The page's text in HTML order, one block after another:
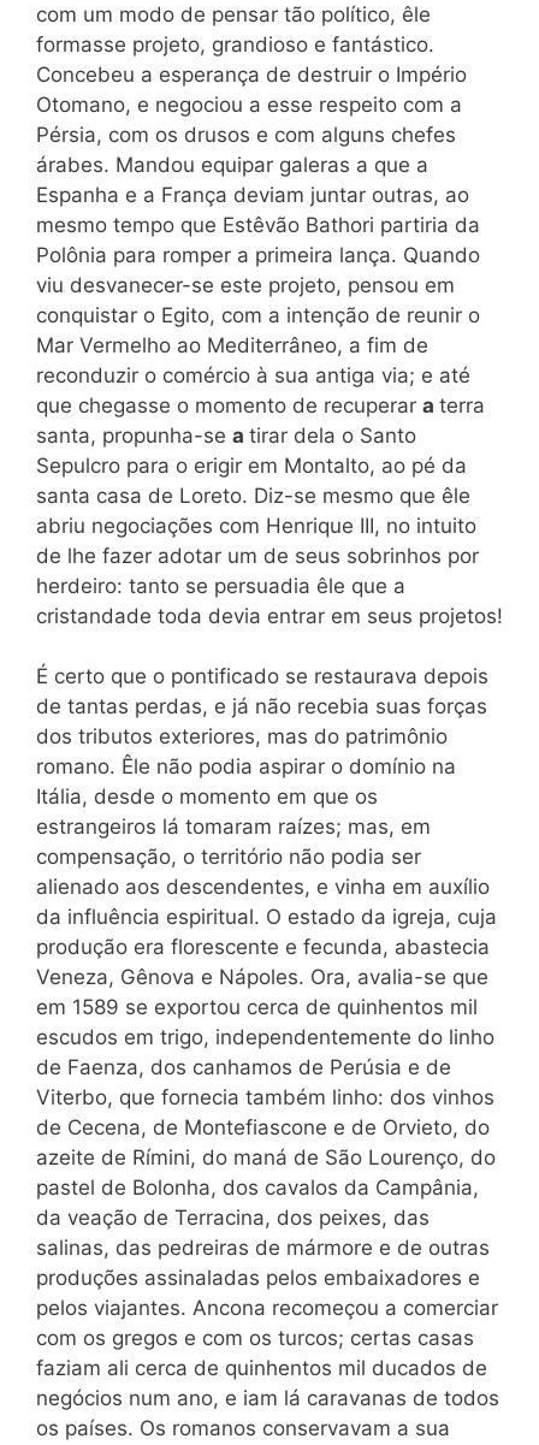
com um modo de pensar tão político, êle
formasse projeto, grandioso e fantástico.
Concebeu a esperança de destruir o Império
Otomano, e negociou a esse respeito com a
Pérsia, com os drusos e com alguns chefes
árabes. Mandou equipar galeras a que a
Espanha e a França deviam juntar outras, ao
mesmo tempo que Estêvão Bathori partiria da
Polônia para romper a primeira lança. Quando
viu desvanecer-se este projeto, pensou em
conquistar o Egito, com a intenção de reunir o
Mar Vermelho ao Mediterrâneo, a fim de
reconduzir o comércio à sua antiga via; e até
que chegasse o momento de recuperar a terra
santa, propunha-se a tirar dela o Santo
Sepulcro para o erigir em Montalto, ao pé da
santa casa de Loreto. Diz-se mesmo que êle
abriu negociações com Henrique III, no intuito
de lhe fazer adotar um de seus sobrinhos por
herdeiro: tanto se persuadia êle que a
cristandade toda devia entrar em seus projetos!
É certo que o pontificado se restaurava depois
de tantas perdas, e já não recebia suas forças
dos tributos exteriores, mas do patrimônio
romano. Êle não podia aspirar o domínio na
Itália, desde o momento em que os
estrangeiros lá tomaram raízes; mas, em
compensação, o território não podia ser
alienado aos descendentes, e vinha em auxílio
da influência espiritual. O estado da igreja, cuja
produção era florescente e fecunda, abastecia
Veneza, Gênova e Nápoles. Ora, avalia-se que
em 1589 se exportou cerca de quinhentos mil
escudos em trigo, independentemente do linho
de Faenza, dos canhamos de Perúsia e de
Viterbo, que fornecia também linho: dos vinhos
de Cecena, de Montefiascone e de Orvieto, do
azeite de Rímini, do maná de São Lourenço, do
pastel de Bolonha, dos cavalos da Campânia,
da veação de Terracina, dos peixes, das
salinas, das pedreiras de mármore e de outras
produções assinaladas pelos embaixadores e
pelos viajantes. Ancona recomeçou a comerciar
com os gregos e com os turcos; certas casas
faziam ali cerca de quinhentos mil ducados de
negócios num ano, e iam lá caravanas de todos
os países. Os romanos conservavam a sua